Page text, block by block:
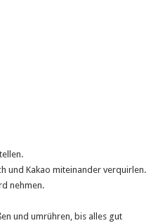
und Kakao miteinander verquirlen.
nehmen.
und umrühren, bis alles gut